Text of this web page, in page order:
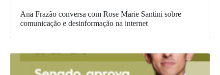
Ana Frazão conversa com Rose Marie Santini sobre
comunicação e desinformação na internet